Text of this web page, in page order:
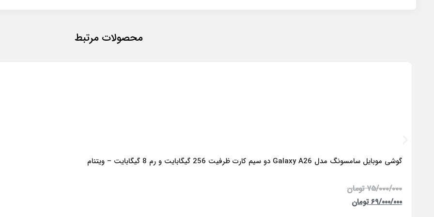
محصولات مرتبط
گوشی موبایل سامسونگ مدل Galaxy A26 دو سیم کارت ظرفیت 256 گیگابایت و رم 8 گیگابایت – ویتنام
۷۵/۰۰۰/۰۰۰ تومان
۶۹/۰۰۰/۰۰۰ تومان